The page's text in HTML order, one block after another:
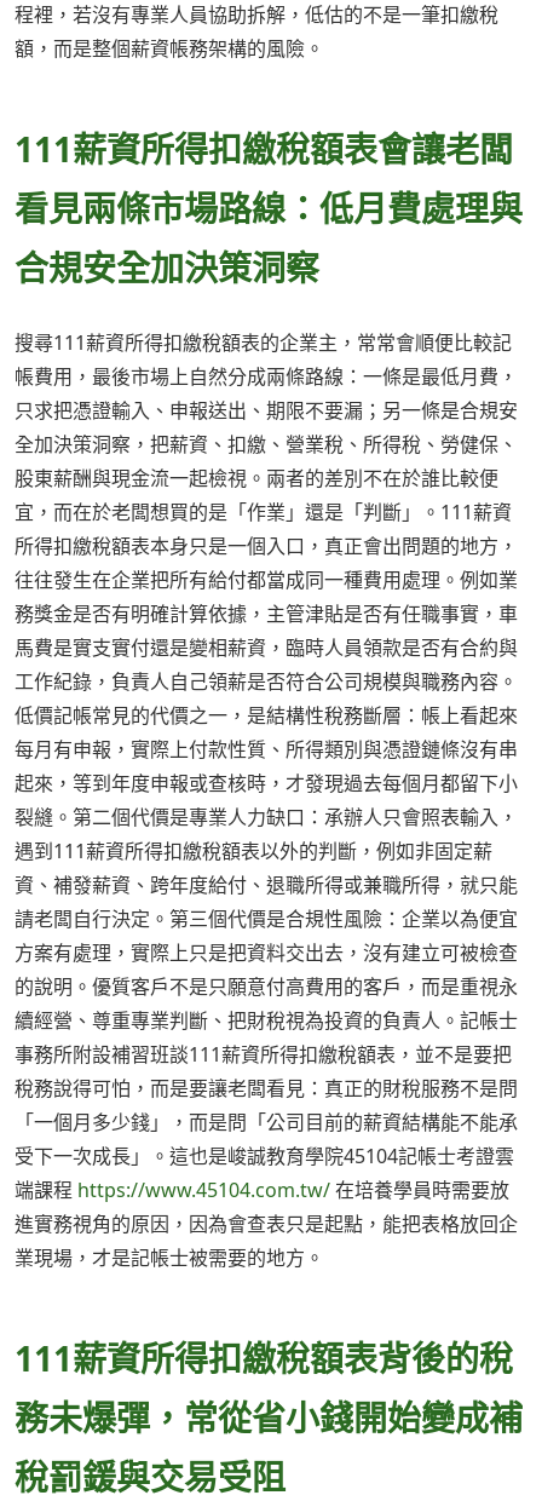
程裡，若沒有專業人員協助拆解，低估的不是一筆扣繳稅
額，而是整個薪資帳務架構的風險。
111薪資所得扣繳稅額表會讓老闆
看見兩條市場路線：低月費處理與
合規安全加決策洞察
搜尋111薪資所得扣繳稅額表的企業主，常常會順便比較記
帳費用，最後市場上自然分成兩條路線：一條是最低月費，
只求把憑證輸入、申報送出、期限不要漏；另一條是合規安
全加決策洞察，把薪資、扣繳、營業稅、所得稅、勞健保、
股東薪酬與現金流一起檢視。兩者的差別不在於誰比較便
宜，而在於老闆想買的是「作業」還是「判斷」。111薪資
所得扣繳稅額表本身只是一個入口，真正會出問題的地方，
往往發生在企業把所有給付都當成同一種費用處理。例如業
務獎金是否有明確計算依據，主管津貼是否有任職事實，車
馬費是實支實付還是變相薪資，臨時人員領款是否有合約與
工作紀錄，負責人自己領薪是否符合公司規模與職務內容。
低價記帳常見的代價之一，是結構性稅務斷層：帳上看起來
每月有申報，實際上付款性質、所得類別與憑證鏈條沒有串
起來，等到年度申報或查核時，才發現過去每個月都留下小
裂縫。第二個代價是專業人力缺口：承辦人只會照表輸入，
遇到111薪資所得扣繳稅額表以外的判斷，例如非固定薪
資、補發薪資、跨年度給付、退職所得或兼職所得，就只能
請老闆自行決定。第三個代價是合規性風險：企業以為便宜
方案有處理，實際上只是把資料交出去，沒有建立可被檢查
的說明。優質客戶不是只願意付高費用的客戶，而是重視永
續經營、尊重專業判斷、把財稅視為投資的負責人。記帳士
事務所附設補習班談111薪資所得扣繳稅額表，並不是要把
稅務說得可怕，而是要讓老闆看見：真正的財稅服務不是問
「一個月多少錢」，而是問「公司目前的薪資結構能不能承
受下一次成長」。這也是峻誠教育學院45104記帳士考證雲
端課程 https://www.45104.com.tw/在培養學員時需要放
進實務視角的原因，因為會查表只是起點，能把表格放回企
業現場，才是記帳士被需要的地方。
111薪資所得扣繳稅額表背後的稅
務未爆彈，常從省小錢開始變成補
稅罰鍰與交易受阻